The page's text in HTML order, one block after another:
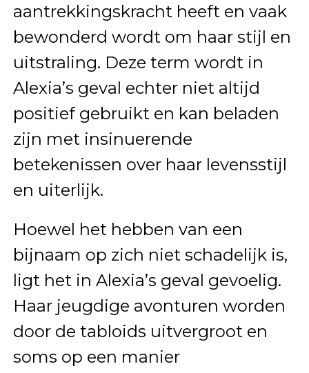
aantrekkingskracht heeft en vaak
bewonderd wordt om haar stijl en
uitstraling. Deze term wordt in
Alexia’s geval echter niet altijd
positief gebruikt en kan beladen
zijn met insinuerende
betekenissen over haar levensstijl
en uiterlijk.
Hoewel het hebben van een
bijnaam op zich niet schadelijk is,
ligt het in Alexia’s geval gevoelig.
Haar jeugdige avonturen worden
door de tabloids uitvergroot en
soms op een manier